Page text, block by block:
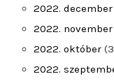
2022. december
2022. november
2022. október
2022.